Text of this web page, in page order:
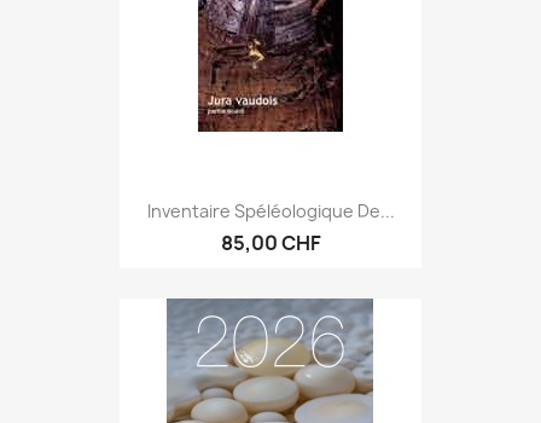
Inventaire Spéléologique De...
85,00 CHF